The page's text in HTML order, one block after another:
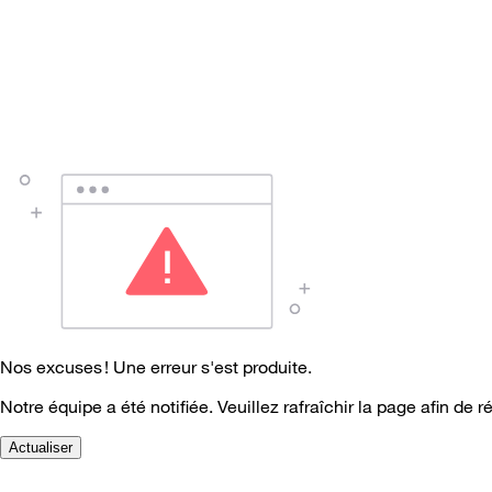
Nos excuses ! Une erreur s'est produite.
Notre équipe a été notifiée. Veuillez rafraîchir la page afin de
Actualiser